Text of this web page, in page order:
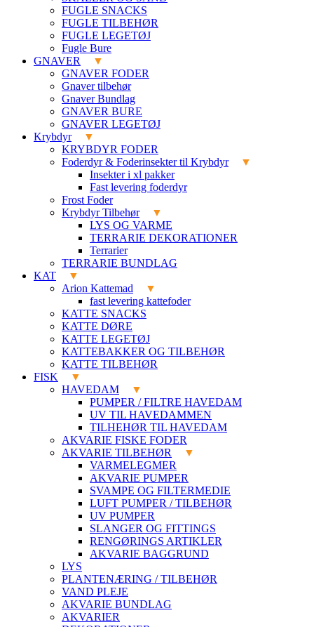
FUGLE SNACKS
FUGLE TILBEHØR
FUGLE LEGETØJ
Fugle Bure
GNAVER
GNAVER FODER
Gnaver tilbehør
Gnaver Bundlag
GNAVER BURE
GNAVER LEGETØJ
Krybdyr
KRYBDYR FODER
Foderdyr & Foderinsekter til Krybdyr
Insekter i xl pakker
Fast levering foderdyr
Frost Foder
Krybdyr Tilbehør
LYS OG VARME
TERRARIE DEKORATIONER
Terrarier
TERRARIE BUNDLAG
KAT
Arion Kattemad
fast levering kattefoder
KATTE SNACKS
KATTE DØRE
KATTE LEGETØJ
KATTEBAKKER OG TILBEHØR
KATTE TILBEHØR
FISK
HAVEDAM
PUMPER / FILTRE HAVEDAM
UV TIL HAVEDAMMEN
TILHEHØR TIL HAVEDAM
AKVARIE FISKE FODER
AKVARIE TILBEHØR
VARMELEGMER
AKVARIE PUMPER
SVAMPE OG FILTERMEDIE
LUFT PUMPER / TILBEHØR
UV PUMPER
SLANGER OG FITTINGS
RENGØRINGS ARTIKLER
AKVARIE BAGGRUND
LYS
PLANTENÆRING / TILBEHØR
VAND PLEJE
AKVARIE BUNDLAG
AKVARIER